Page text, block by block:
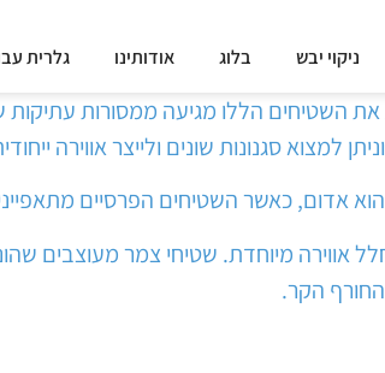
ניקוי יבש בלוג אודותינו גלרית
הללו מגיעה ממסורות עתיקות
למצוא סגנונות שונים ולייצר אווירה
אדום, כאשר השטיחים הפרסיים
מיוחדת. שטיחי צמר מעוצבים
הקר.